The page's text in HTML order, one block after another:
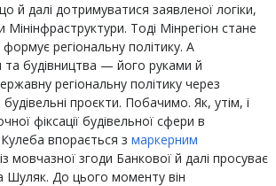
й далі дотримуватися заявленої логіки,
Мінінфраструктури. Тоді Мінрегіон стане
регіональну політику. А
та будівництва — його руками й
регіональну політику через
будівельні проєкти. Побачимо. Як, утім, і
фіксації будівельної сфери в
Кулеба впорається з маркерним
мовчазної згоди Банкової й далі просуває
Шуляк. До цього моменту він